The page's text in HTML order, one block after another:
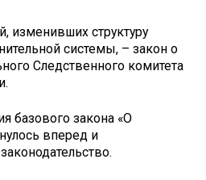
изменивших структуру
системы, – закон о
Следственного комитета
базового закона «О
вперед и